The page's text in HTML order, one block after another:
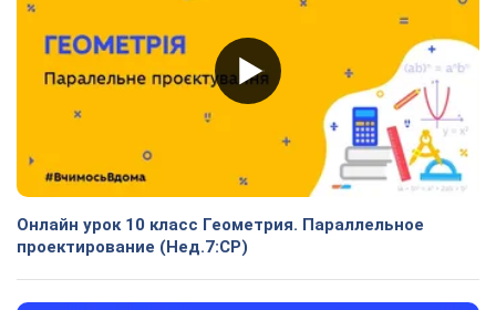
Онлайн урок 10 класс Геометрия. Параллельное
проектирование (Нед.7:СР)